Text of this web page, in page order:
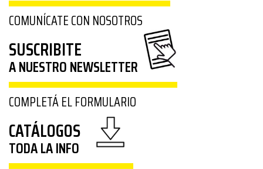
COMUNÍCATE CON NOSOTROS
SUSCRIBITE
A NUESTRO NEWSLETTER
COMPLETÁ EL FORMULARIO
CATÁLOGOS
TODA LA INFO